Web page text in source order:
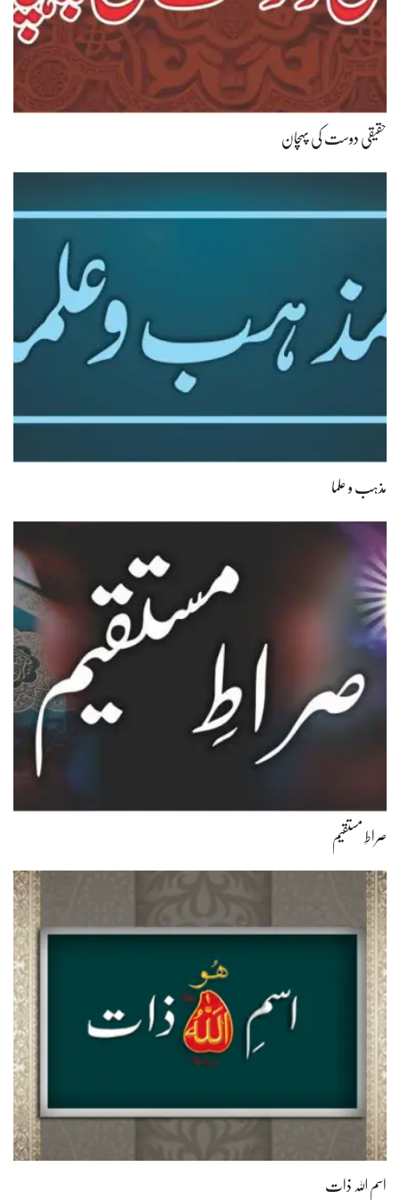
حقیقی دوست کی پہچان
مذہب و علما
صراطِ مستقیم
اسمِ اللہ ذات